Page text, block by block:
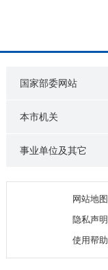
国家部委网站
本市机关
事业单位及其它
网站地图
隐私声明
使用帮助